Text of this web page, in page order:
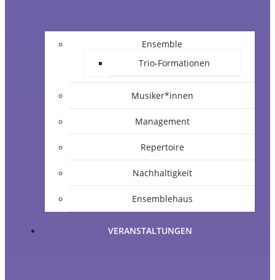
Ensemble
Trio-Formationen
Musiker*innen
Management
Repertoire
Nachhaltigkeit
Ensemblehaus
VERANSTALTUNGEN